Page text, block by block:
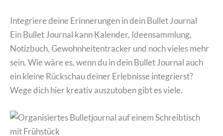
Integriere deine Erinnerungen in dein Bullet Journal
Ein Bullet Journal kann Kalender, Ideensammlung,
Notizbuch, Gewohnheitentracker und noch vieles mehr
sein. Wie wäre es, wenn du in dein Bullet Journal auch
ein kleine Rückschau deiner Erlebnisse integrierst?
Wege dich hier kreativ auszutoben gibt es viele.